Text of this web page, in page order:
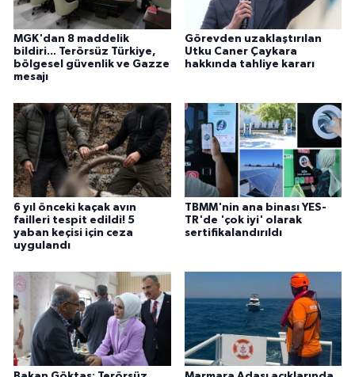
MGK'dan 8 maddelik
bildiri... Terörsüz Türkiye,
bölgesel güvenlik ve Gazze
mesajı
Görevden uzaklaştırılan
Utku Caner Çaykara
hakkında tahliye kararı
6 yıl önceki kaçak avın
failleri tespit edildi! 5
yaban keçisi için ceza
uygulandı
TBMM'nin ana binası YES-
TR'de 'çok iyi' olarak
sertifikalandırıldı